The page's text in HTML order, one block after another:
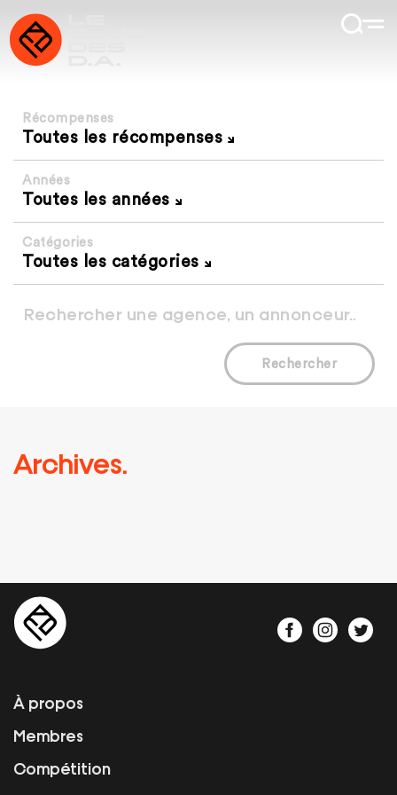
Récompenses
Toutes les récompenses
Années
Toutes les années
Catégories
Toutes les catégories
Rechercher
Archives.
À propos
Membres
Compétition